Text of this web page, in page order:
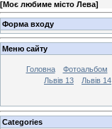
[Моє любиме місто Лева]
Форма входу
Меню сайту
Головна Фотоальбом
Львів 13
Львів 14
Categories